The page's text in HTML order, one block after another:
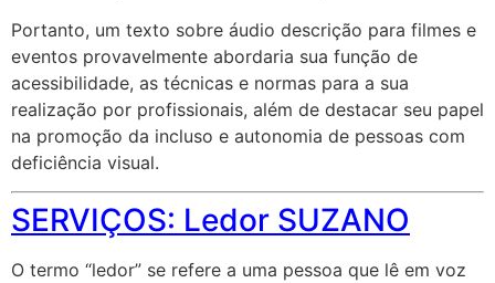
Portanto, um texto sobre áudio descrição para filmes e
eventos provavelmente abordaria sua função de
acessibilidade, as técnicas e normas para a sua
realização por profissionais, além de destacar seu papel
na promoção da incluso e autonomia de pessoas com
deficiência visual.
SERVIÇOS: Ledor SUZANO
O termo “ledor” se refere a uma pessoa que lê em voz